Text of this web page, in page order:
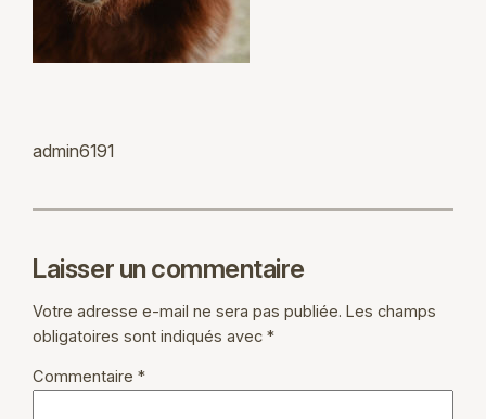
admin6191
Laisser un commentaire
Votre adresse e-mail ne sera pas publiée. Les champs
obligatoires sont indiqués avec*
Commentaire*